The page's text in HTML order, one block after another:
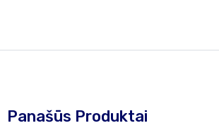
Panašūs Produktai